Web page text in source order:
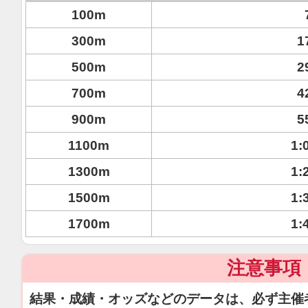
100m
300m
500m
700m
900m
1100m
1300m
1500m
1700m
注意事項
結果・成績・オッズなどのデータは、必ず主